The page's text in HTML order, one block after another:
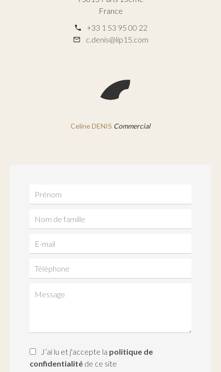
France
+33 1 53 95 00 22
c.denis@lip15.com
Celine DENIS Commercial
J’ai lu et j'accepte la politique de
confidentialité de ce site